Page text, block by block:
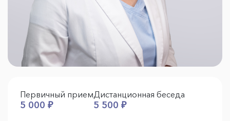
Первичный прием
5 000 ₽
Дистанционная беседа
5 500 ₽